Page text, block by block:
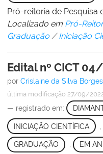
Pró-reitoria de Pesquisa
Localizado em Pró-
Graduação /Iniciação
Edital nº CICT
por Crislaine da Silva
última modificação 27/09/
— registrado em:
INICIAÇÃO CIENTÍFICA
GRADUAÇÃO , EM